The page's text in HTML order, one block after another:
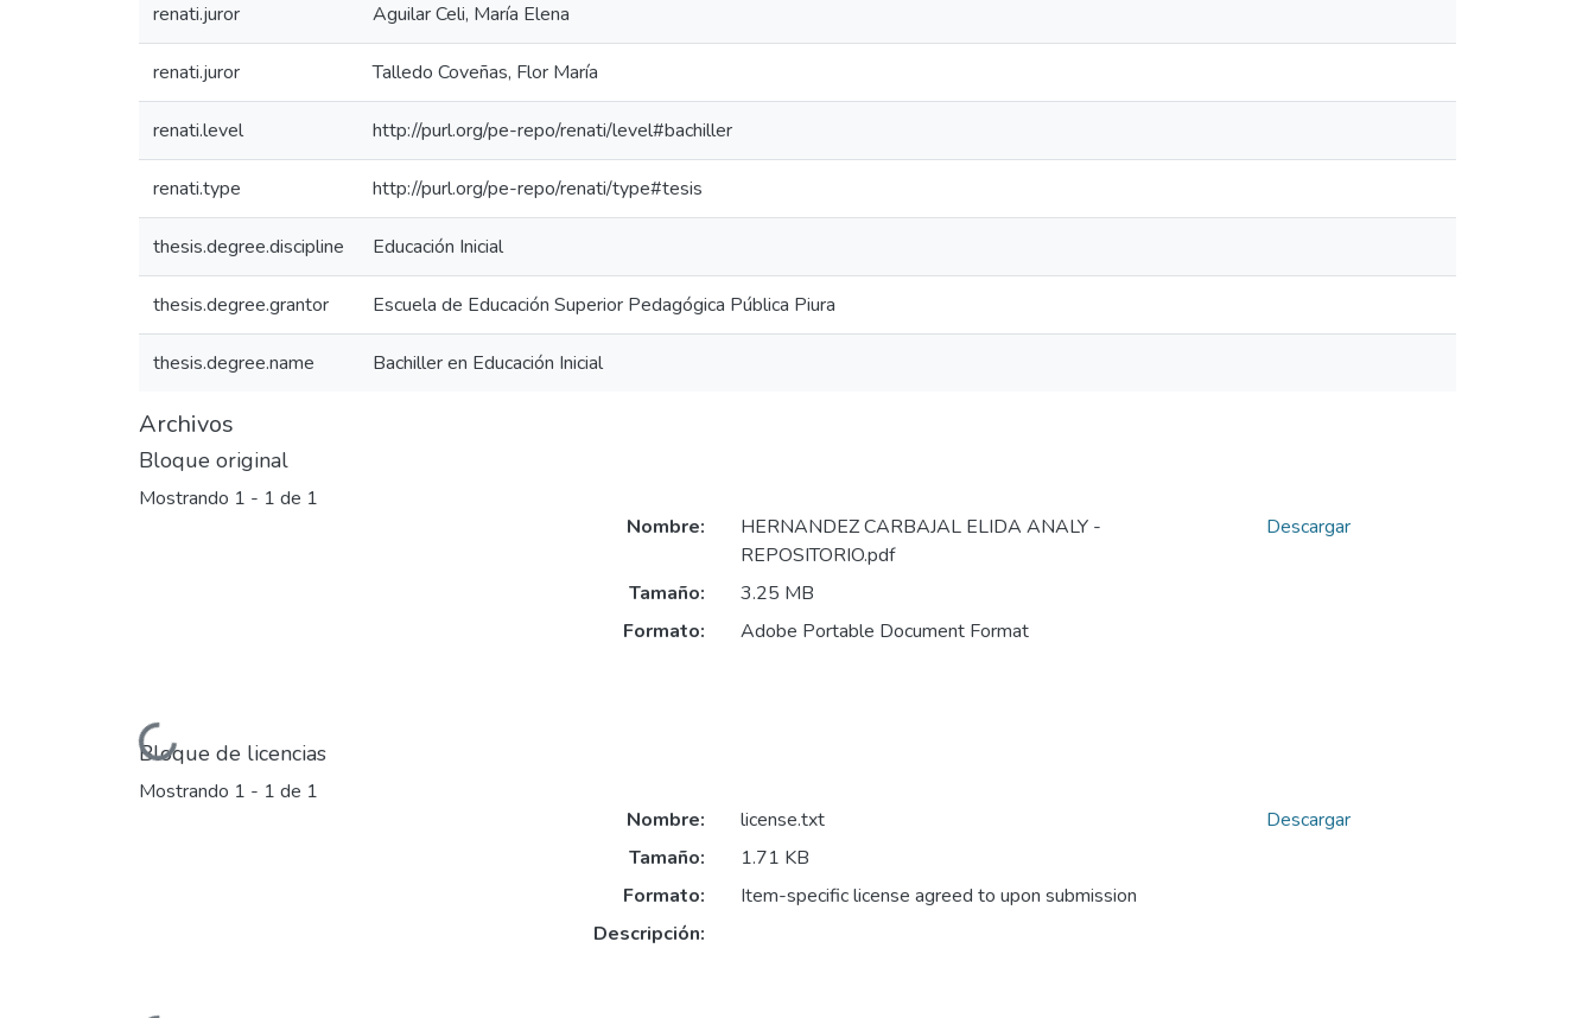
renati.juror Aguilar Celi, María Elena
renati.juror Talledo Coveñas, Flor María
renati.level http://purl.org/pe-repo/renati/level#bachiller
renati.type http://purl.org/pe-repo/renati/type#tesis
thesis.degree.discipline Educación Inicial
thesis.degree.grantor Escuela de Educación Superior Pedagógica Pública Piura
thesis.degree.name Bachiller en Educación Inicial
Archivos
Bloque original
Mostrando 1 - 1 de 1
Cargando...
Nombre:
HERNANDEZ CARBAJAL ELIDA ANALY -
REPOSITORIO.pdf
Tamaño:
3.25 MB
Formato:
Adobe Portable Document Format
Descargar
Bloque de licencias
Mostrando 1 - 1 de 1
Nombre:
license.txt
Tamaño:
1.71 KB
Formato:
Item-specific license agreed to upon submission
Descripción:
Descargar